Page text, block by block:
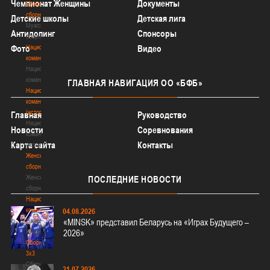
Мужские
сборные
Мужские
сборные
Национальная
команда
Национальная
команда
Национальная
команда
(история)
Национальная
команда
(история)
Женские
сборные
Женские
сборные
Национальная
команда
Национальная
команда
Сборные
3х3
Сборные
Чемпионат Женщины
Документы
Детские школы
Детская лига
Антидопинг
Спонсоры
Фото
Видео
ГЛАВНАЯ НАВИГАЦИЯ ОО «БФБ»
Главная
Руководство
Новости
Соревнования
Карта сайта
Контакты
ПОСЛЕДНИЕ НОВОСТИ
04.08.2026
«MINSK» представил Беларусь на «Играх Будущего –
2026»